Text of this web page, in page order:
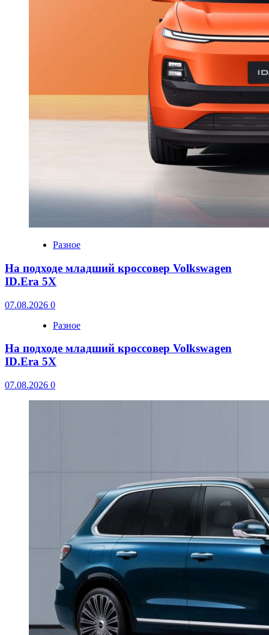
Разное
На подходе младший кроссовер Volkswagen
ID.Era 5X
07.08.2026 0
Разное
На подходе младший кроссовер Volkswagen
ID.Era 5X
07.08.2026 0